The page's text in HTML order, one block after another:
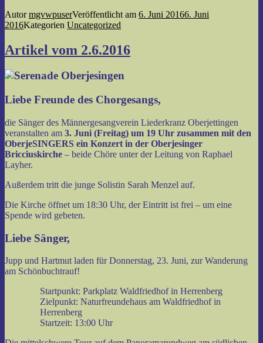
AutormgvwpuserVeröffentlicht am 6. Juni 20166. Juni
2016Kategorien Uncategorized
Artikel vom 2.6.2016
Liebe Freunde des Chorgesangs,
die Sänger des Männergesangverein Liederkranz Oberjettingen
veranstalten am 3. Juni (Freitag) um 19 Uhr zusammen mit den
OberjeSINGERS ein Konzert in der Oberjesinger
Bricciuskirche – beide Chöre unter der Leitung von Raphael
Layher.
Außerdem tritt die junge Solistin Sarah Menzel auf.
Die Kirche öffnet um 18:30 Uhr, der Eintritt ist frei – um eine
Spende wird gebeten.
Liebe Sänger,
Jupp und Hartmut laden für Donnerstag, 23. Juni, zur Wanderung
am Schönbuchtrauf!
Startpunkt: Parkplatz Waldfriedhof in Herrenberg
Zielpunkt: Naturfreundehaus am Waldfriedhof in
Herrenberg
Startzeit: 13:00 Uhr